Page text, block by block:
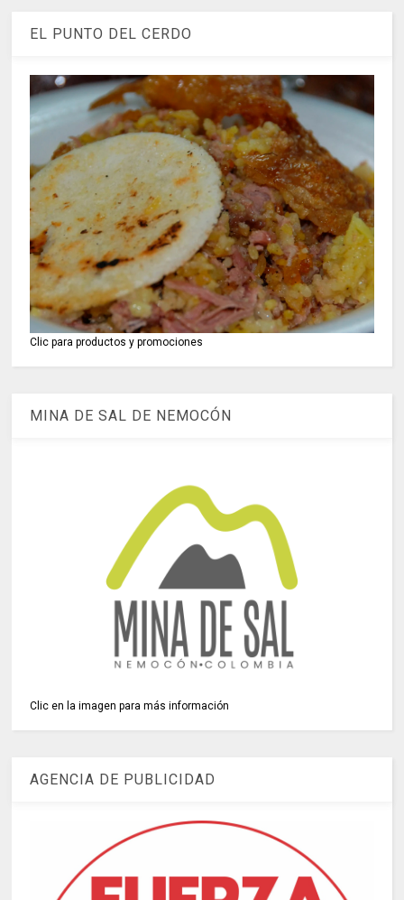
EL PUNTO DEL CERDO
Clic para productos y promociones
MINA DE SAL DE NEMOCÓN
Clic en la imagen para más información
AGENCIA DE PUBLICIDAD